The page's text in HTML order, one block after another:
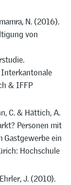
N. (2016).
von
Interkantonale
& IFFP
C. & Hättich, A.
Personen mit
Gastgewerbe ein
Hochschule
J. (2010).